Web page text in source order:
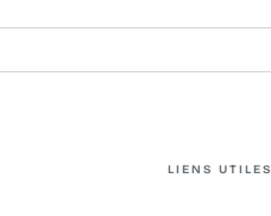
LIENS UTILES